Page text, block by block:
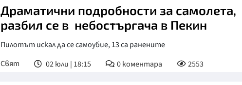
Драматични подробности за самолета,
разбил се в небостъргача в Пекин
Пилотът искал да се самоубие, 13 са ранените
Свят
02 юли | 18:15 0коментара 2553